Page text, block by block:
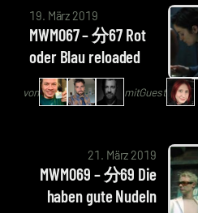
19. März 2019
MWM067 – 分67 Rot
oder Blau reloaded
von mitGuest
von
Arne
Ruddat
Codenaga,
Bastian
Schlingel,
Alexander
21. März 2019
MWM069 – 分69 Die
haben gute Nudeln
Arne
Ruddat